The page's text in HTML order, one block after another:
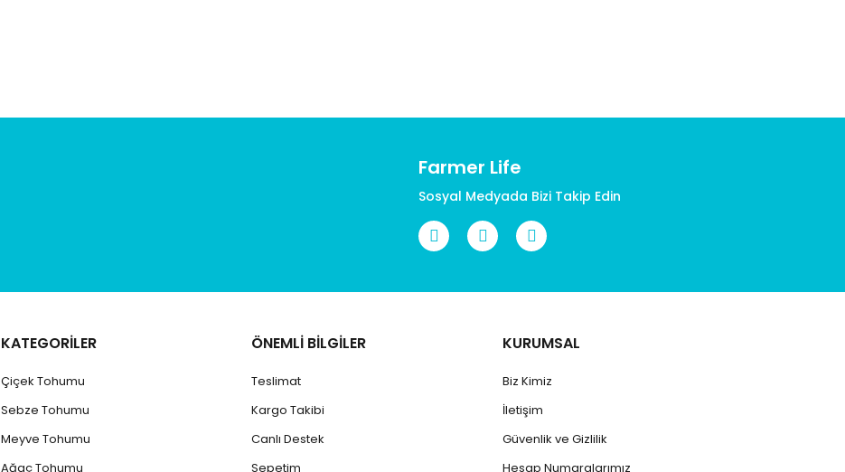
Farmer Life
Sosyal Medyada Bizi Takip Edin
KATEGORİLER
Çiçek Tohumu
Sebze Tohumu
Meyve Tohumu
Ağaç Tohumu
ÖNEMLİ BİLGİLER
Teslimat
Kargo Takibi
Canlı Destek
Sepetim
KURUMSAL
Biz Kimiz
İletişim
Güvenlik ve Gizlilik
Hesap Numaralarımız